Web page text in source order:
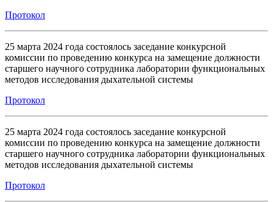
Протокол
25 марта 2024 года состоялось заседание конкурсной
комиссии по проведению конкурса на замещение должности
старшего научного сотрудника лаборатории функциональных
методов исследования дыхательной системы
Протокол
25 марта 2024 года состоялось заседание конкурсной
комиссии по проведению конкурса на замещение должности
старшего научного сотрудника лаборатории функциональных
методов исследования дыхательной системы
Протокол